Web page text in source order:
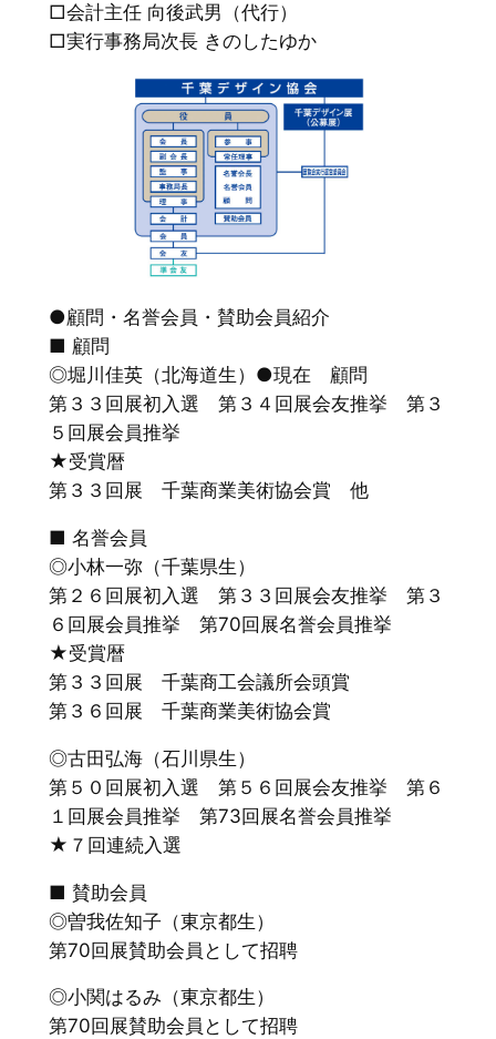
□会計主任 向後武男（代行）
□実行事務局次長 きのしたゆか
●顧問・名誉会員・賛助会員紹介
■ 顧問
◎堀川佳英（北海道生）●現在 顧問
第３３回展初入選 第３４回展会友推挙 第３
５回展会員推挙
★受賞暦
第３３回展 千葉商業美術協会賞 他
■ 名誉会員
◎小林一弥（千葉県生）
第２６回展初入選 第３３回展会友推挙 第３
６回展会員推挙 第70回展名誉会員推挙
★受賞暦
第３３回展 千葉商工会議所会頭賞
第３６回展 千葉商業美術協会賞
◎古田弘海（石川県生）
第５０回展初入選 第５６回展会友推挙 第６
１回展会員推挙 第73回展名誉会員推挙
★７回連続入選
■ 賛助会員
◎曽我佐知子（東京都生）
第70回展賛助会員として招聘
◎小関はるみ（東京都生）
第70回展賛助会員として招聘